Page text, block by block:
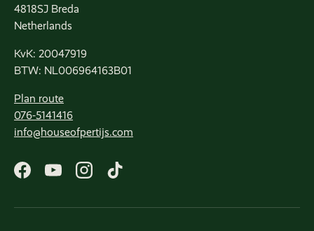
4818SJ Breda
Netherlands
KvK: 20047919
BTW: NL006964163B01
Plan route
076-5141416
info@houseofpertijs.com
Facebook
YouTubeInstagram
TikTok